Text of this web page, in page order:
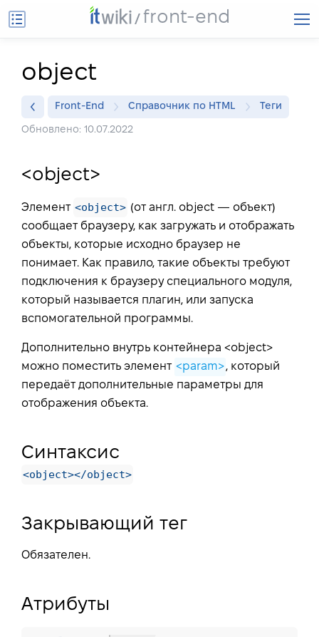
front-end
object
Front-End Справочник по HTML Теги
Обновлено: 10.07.2022
<object>
Элемент <object> (от англ. object — объект)
сообщает браузеру, как загружать и отображать
объекты, которые исходно браузер не
понимает. Как правило, такие объекты требуют
подключения к браузеру специального модуля,
который называется плагин, или запуска
вспомогательной программы.
Дополнительно внутрь контейнера <object>
можно поместить элемент <param>, который
передаёт дополнительные параметры для
отображения объекта.
Синтаксис
<object></object>
Закрывающий тег
Обязателен.
Атрибуты